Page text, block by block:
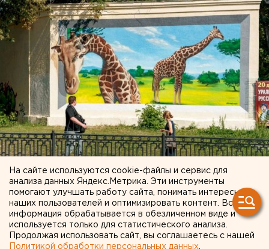
Дима Slash «Герб».
На сайте используются cookie-файлы и сервис для
анализа данных Яндекс.Метрика. Эти инструменты
помогают улучшать работу сайта, понимать интересы
наших пользователей и оптимизировать контент. Вся
информация обрабатывается в обезличенном виде и
используется только для статистического анализа.
Продолжая использовать сайт, вы соглашаетесь с нашей
Политикой обработки персональных данных